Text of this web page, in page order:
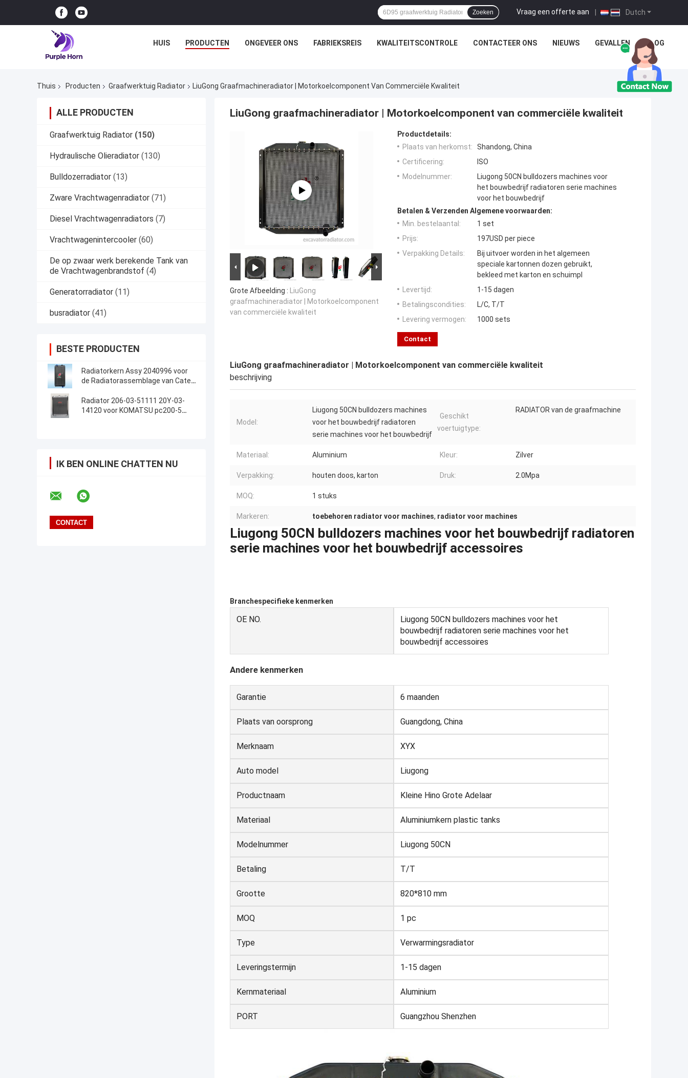
Dutch
Vraag een offerte aan |
Zoeken
HUIS PRODUCTEN ONGEVEER ONS FABRIEKSREIS KWALITEITSCONTROLE CONTACTEER ONS NIEUWS GEVALLEN BLOG
Thuis Producten Graafwerktuig Radiator LiuGong Graafmachineradiator | Motorkoelcomponent Van Commerciële Kwaliteit
ALLE PRODUCTEN
Graafwerktuig Radiator (150)
Hydraulische Olieradiator (130)
Bulldozerradiator (13)
Zware Vrachtwagenradiator (71)
Diesel Vrachtwagenradiators (7)
Vrachtwagenintercooler (60)
De op zwaar werk berekende Tank van
de Vrachtwagenbrandstof (4)
Generatorradiator (11)
busradiator (41)
BESTE PRODUCTEN
Radiatorkern Assy 2040996 voor
de Radiatorassemblage van Cater
Graafwerktuig
Radiator 206-03-51111 20Y-03-
14120 voor KOMATSU pc200-5
IK BEN ONLINE CHATTEN NU
LiuGong graafmachineradiator | Motorkoelcomponent van commerciële kwaliteit
Grote Afbeelding : LiuGong
graafmachineradiator | Motorkoelcomponent
van commerciële kwaliteit
Productdetails:
Plaats van herkomst:
Shandong, China
Certificering:
ISO
Modelnummer:
Liugong 50CN bulldozers machines voor
het bouwbedrijf radiatoren serie machines
voor het bouwbedrijf
Betalen & Verzenden Algemene voorwaarden:
Min. bestelaantal:
1 set
Prijs:
197USD per piece
Verpakking Details:
Bij uitvoer worden in het algemeen
speciale kartonnen dozen gebruikt,
bekleed met karton en schuimpl
Levertijd:
1-15 dagen
Betalingscondities:
L/C, T/T
Levering vermogen:
1000 sets
Contact
LiuGong graafmachineradiator | Motorkoelcomponent van commerciële kwaliteit
beschrijving
Model:
Liugong 50CN bulldozers machines
voor het bouwbedrijf radiatoren
serie machines voor het bouwbedrijf
Geschikt
voertuigtype:
RADIATOR van de graafmachine
Materiaal: Aluminium Kleur: Zilver
Verpakking: houten doos, karton Druk: 2.0Mpa
MOQ: 1 stuks
Markeren: toebehoren radiator voor machines, radiator voor machines
Liugong 50CN bulldozers machines voor het bouwbedrijf radiatoren
serie machines voor het bouwbedrijf accessoires
Branchespecifieke kenmerken
OE NO.
Liugong 50CN bulldozers machines voor het
bouwbedrijf radiatoren serie machines voor het
bouwbedrijf accessoires
Andere kenmerken
Garantie 6 maanden
Plaats van oorsprong Guangdong, China
Merknaam XYX
Auto model Liugong
Productnaam Kleine Hino Grote Adelaar
Materiaal Aluminiumkern plastic tanks
Modelnummer Liugong 50CN
Betaling T/T
Grootte 820*810 mm
MOQ 1 pc
Type Verwarmingsradiator
Leveringstermijn 1-15 dagen
Kernmateriaal Aluminium
PORT Guangzhou Shenzhen